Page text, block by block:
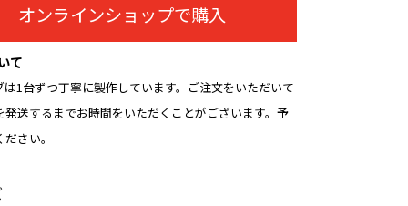
オンラインショップで購入
て
1台ずつ丁寧に製作しています。ご注文をいただいて
発送するまでお時間をいただくことがございます。予
さい。